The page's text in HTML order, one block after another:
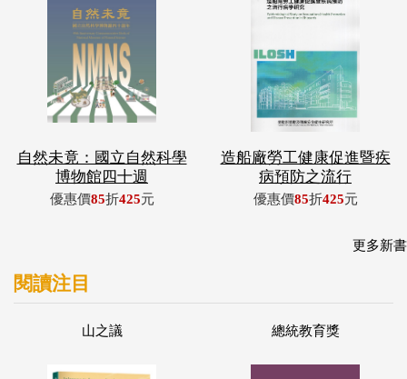
自然未竟：國立自然科學
博物館四十週
優惠價85折425元
造船廠勞工健康促進暨疾
病預防之流行
優惠價85折425元
更多新書
閱讀注目
山之議 總統教育獎